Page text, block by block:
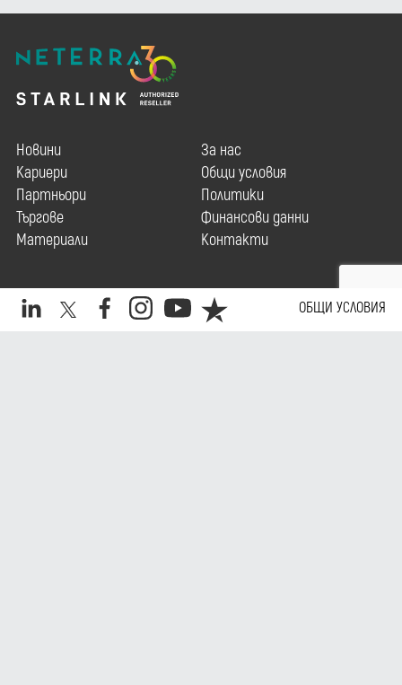
ОБЩИ УСЛОВИЯ
Новини
Кариери
Партньори
Търгове
Материали
За нас
Общи условия
Политики
Финансови данни
Контакти
contact@neterra.net